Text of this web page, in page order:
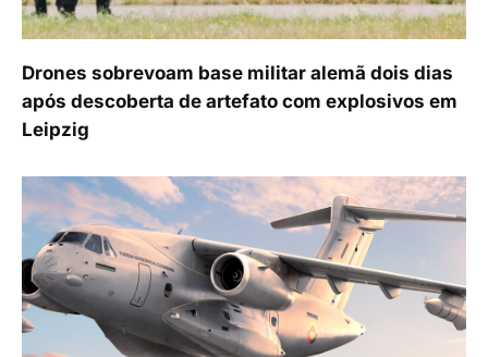
Drones sobrevoam base militar alemã dois dias
após descoberta de artefato com explosivos em
Leipzig